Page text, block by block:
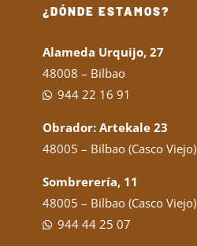
¿DÓNDE ESTAMOS?
Alameda Urquijo, 27
48008 – Bilbao
944 22 16 91
Obrador: Artekale 23
48005 – Bilbao (Casco Viejo)
Sombrerería, 11
48005 – Bilbao (Casco Viejo)
944 44 25 07